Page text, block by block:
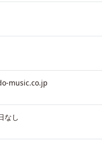
music.co.jp
なし